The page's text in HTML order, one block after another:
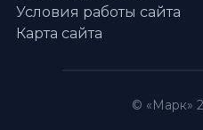
Условия работы сайта
Карта сайта
© «Марк»